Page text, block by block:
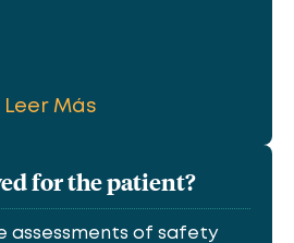
Leer Más
for the patient?
assessments of safety